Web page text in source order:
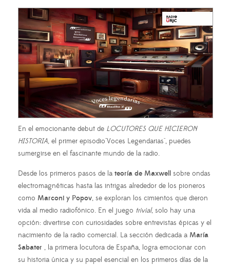
En el emocionante debut de LOCUTORES QUE HICIERON
HISTORIA, el primer episodio"Voces Legendarias", puedes
sumergirse en el fascinante mundo de la radio.
Desde los primeros pasos de la teoría de Maxwell sobre ondas
electromagnéticas hasta las intrigas alrededor de los pioneros
como Marconi y Popov, se exploran los cimientos que dieron
vida al medio radiofónico. En el juego trivial, solo hay una
opción: divertirse con curiosidades sobre entrevistas épicas y el
nacimiento de la radio comercial. La sección dedicada a María
Sabater , la primera locutora de España, logra emocionar con
su historia única y su papel esencial en los primeros días de la